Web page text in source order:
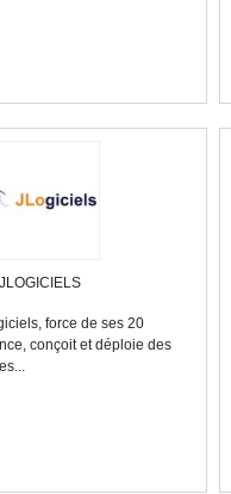
JLOGICIELS
force de ses 20
conçoit et déploie des